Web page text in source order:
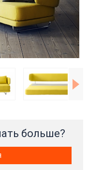
больше?